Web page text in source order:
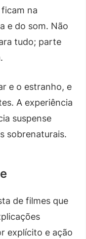
na
e do som. Não
tudo; parte
e o estranho, e
A experiência
suspense
sobrenaturais.
de filmes que
explícito e ação